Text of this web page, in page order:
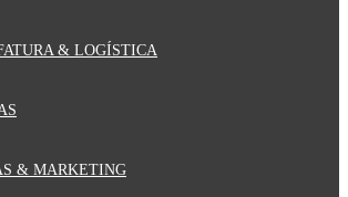
& LOGÍSTICA
& MARKETING